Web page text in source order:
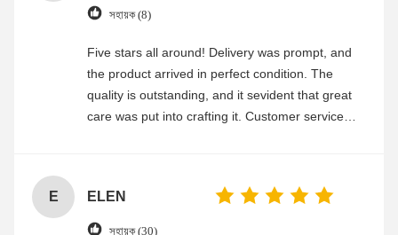
সহায়ক (8)
Five stars all around! Delivery was prompt, and
the product arrived in perfect condition. The
quality is outstanding, and it sevident that great
care was put into crafting it. Customer service
E ELEN
সহায়ক (30)